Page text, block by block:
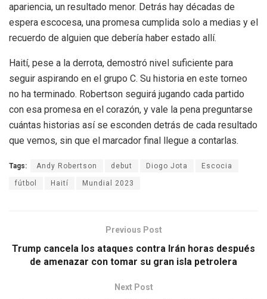
apariencia, un resultado menor. Detrás hay décadas de
espera escocesa, una promesa cumplida solo a medias y el
recuerdo de alguien que debería haber estado allí.
Haití, pese a la derrota, demostró nivel suficiente para
seguir aspirando en el grupo C. Su historia en este torneo
no ha terminado. Robertson seguirá jugando cada partido
con esa promesa en el corazón, y vale la pena preguntarse
cuántas historias así se esconden detrás de cada resultado
que vemos, sin que el marcador final llegue a contarlas.
Tags: Andy Robertson debut Diogo Jota Escocia
fútbol Haití Mundial 2023
Previous Post
Trump cancela los ataques contra Irán horas después
de amenazar con tomar su gran isla petrolera
Next Post